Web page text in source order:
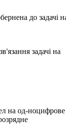
до задачі
задачі на
на од-ноцифрове